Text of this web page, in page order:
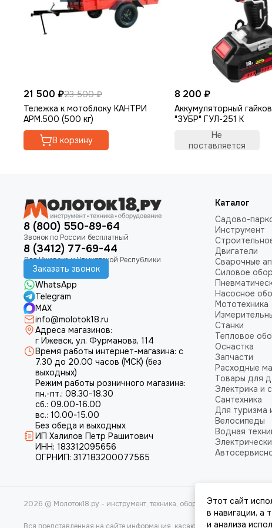
21 500 ₽23 500 ₽
Тележка к мотоблоку КАНТРИ
АРМ.500 (500 кг)
В корзину
8 200 ₽
Аккумуляторный
"ЗУБР" ГУЛ-251 К
Не
поставляется
8 (800) 550-89-64
8 (3412) 77-69-44
Заказать звонок
WhatsApp
Telegram
MAX
info@molotok18.ru
Адреса магазинов:
г Ижевск, ул. Фурманова, 114
Время работы интернет-магазина: с
7.30 до 20.00 часов (МСК) (без
выходных)
Режим работы розничного магазина:
пн.-пт.: 08.30-18.30
сб.: 09.00-16.00
вс.: 10.00-15.00
Без обеда и выходных
ИП Халилов Петр Рашитович
ИНН: 183312095656
ОГРНИП: 317183200077565
Каталог
Садово-
Инструмент
Двигатели
Сварочные
Силовое
Насосное
Мототехника
Станки
Тепловое
Оснастка
Запчасти
Расходные
Товары для
Электрика и
Сантехника
Для туризма
Велосипеды
Водная
2026 © Молоток18.ру - инструмент, техника, оборудование.Карта
Этот сайт
в навигации, а
и анализа